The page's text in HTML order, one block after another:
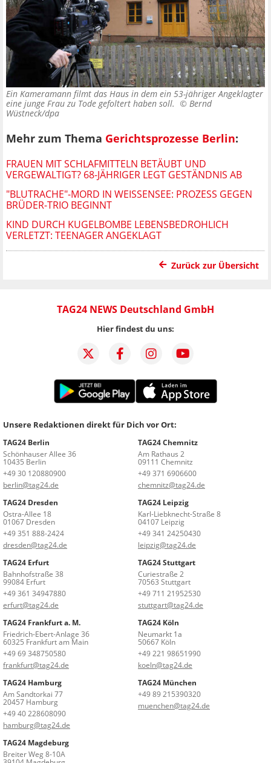
Ein Kameramann filmt das Haus in dem ein 53-jähriger Angeklagter
eine junge Frau zu Tode gefoltert haben soll. © Bernd
Wüstneck/dpa
Mehr zum Thema Gerichtsprozesse Berlin:
FRAUEN MIT SCHLAFMITTELN BETÄUBT UND
VERGEWALTIGT? 68-JÄHRIGER LEGT GESTÄNDNIS AB
"BLUTRACHE"-MORD IN WEISSENSEE: PROZESS GEGEN B
RÜDER-TRIO BEGINNT
KIND DURCH KUGELBOMBE LEBENSBEDROHLICH
VERLETZT: TEENAGER ANGEKLAGT
Zurück zur Übersicht
TAG24 NEWS Deutschland GmbH
Hier findest du uns:
Unsere Redaktionen direkt für Dich vor Ort:
TAG24 Berlin
Schönhauser Allee 36
10435 Berlin
+49 30 120880900
berlin@tag24.de
TAG24 Chemnitz
Am Rathaus 2
09111 Chemnitz
+49 371 6906600
chemnitz@tag24.de
TAG24 Dresden
Ostra-Allee 18
01067 Dresden
+49 351 888-2424
dresden@tag24.de
TAG24 Leipzig
Karl-Liebknecht-Straße 8
04107 Leipzig
+49 341 24250430
leipzig@tag24.de
TAG24 Erfurt
Bahnhofstraße 38
99084 Erfurt
+49 361 34947880
erfurt@tag24.de
TAG24 Stuttgart
Curiestraße 2
70563 Stuttgart
+49 711 21952530
stuttgart@tag24.de
TAG24 Frankfurt a. M.
Friedrich-Ebert-Anlage 36
60325 Frankfurt am Main
+49 69 348750580
frankfurt@tag24.de
TAG24 Köln
Neumarkt 1a
50667 Köln
+49 221 98651990
koeln@tag24.de
TAG24 Hamburg
Am Sandtorkai 77
20457 Hamburg
+49 40 228608090
hamburg@tag24.de
TAG24 München
+49 89 215390320
muenchen@tag24.de
TAG24 Magdeburg
Breiter Weg 8-10A